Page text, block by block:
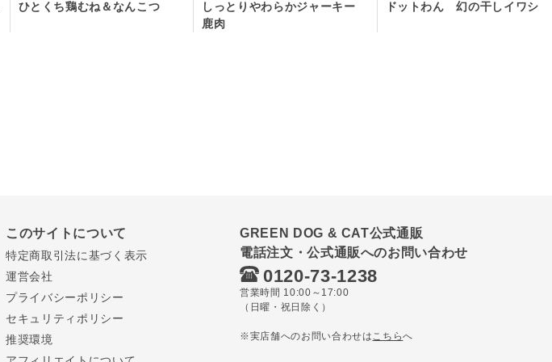
ひとくち鶏むね＆なんこつ
しっとりやわらかジャーキー
鹿肉
ドットわん 幻の干しイワシ
このサイトについて
特定商取引法に基づく表示
運営会社
プライバシーポリシー
セキュリティポリシー
推奨環境
GREEN DOG & CAT公式通販
電話注文・公式通販へのお問い合わせ
0120-73-1238
営業時間 10:00～17:00
（日曜・祝日除く）
※実店舗へのお問い合わせはこちらへ